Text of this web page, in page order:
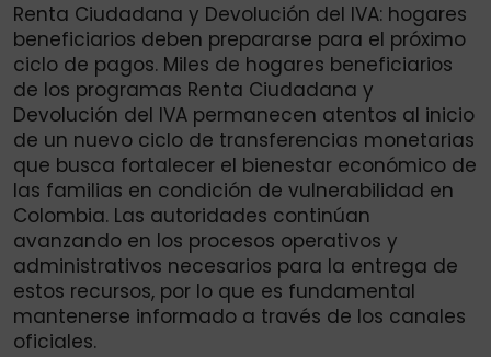
Renta Ciudadana y Devolución del IVA: hogares
beneficiarios deben prepararse para el próximo
ciclo de pagos. Miles de hogares beneficiarios
de los programas Renta Ciudadana y
Devolución del IVA permanecen atentos al inicio
de un nuevo ciclo de transferencias monetarias
que busca fortalecer el bienestar económico de
las familias en condición de vulnerabilidad en
Colombia. Las autoridades continúan
avanzando en los procesos operativos y
administrativos necesarios para la entrega de
estos recursos, por lo que es fundamental
mantenerse informado a través de los canales
oficiales.